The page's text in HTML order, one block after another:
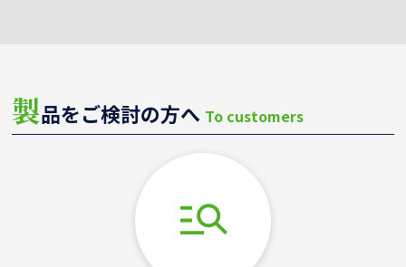
製品をご検討の方へ To customers